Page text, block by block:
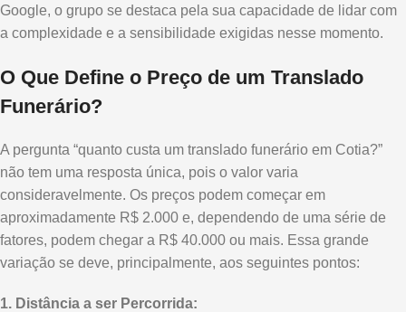
Google, o grupo se destaca pela sua capacidade de lidar com
a complexidade e a sensibilidade exigidas nesse momento.
O Que Define o Preço de um Translado
Funerário?
A pergunta “quanto custa um translado funerário em Cotia?”
não tem uma resposta única, pois o valor varia
consideravelmente. Os preços podem começar em
aproximadamente R$ 2.000 e, dependendo de uma série de
fatores, podem chegar a R$ 40.000 ou mais. Essa grande
variação se deve, principalmente, aos seguintes pontos:
1. Distância a ser Percorrida: